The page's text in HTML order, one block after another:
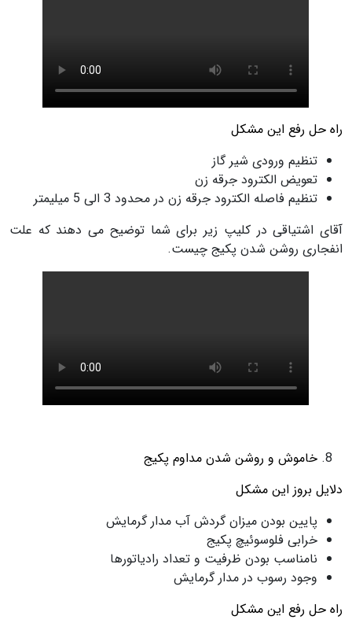
راه حل رفع این مشکل
تنظیم ورودی شیر گاز
تعویض الکترود جرقه زن
تنظیم فاصله الکترود جرقه زن در محدود 3 الی 5 میلیمتر
آقای اشتیاقی در کلیپ زیر برای شما توضیح می دهند که علت
انفجاری روشن شدن پکیج چیست.
خاموش و روشن شدن مداوم پکیج
دلایل بروز این مشکل
پایین بودن میزان گردش آب مدار گرمایش
خرابی فلوسوئیچ پکیج
نامناسب بودن ظرفیت و تعداد رادیاتورها
وجود رسوب در مدار گرمایش
راه حل رفع این مشکل